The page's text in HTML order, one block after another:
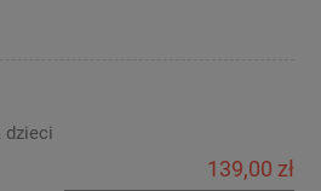
dzieci
139,00 zł